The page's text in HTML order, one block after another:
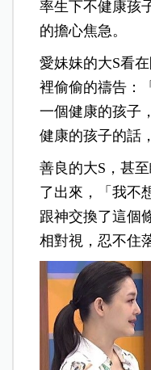
率生下不健康孩
的擔心焦急。
愛妹妹的大S看
裡偷偷的禱告：
一個健康的孩子
健康的孩子的話
善良的大S，甚
了出來，「我不
跟神交換了這個
相對視，忍不住